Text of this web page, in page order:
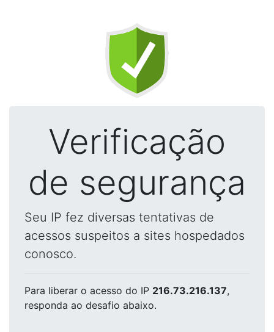
Verificação
de segurança
Seu IP fez diversas tentativas de
acessos suspeitos a sites hospedados
conosco.
Para liberar o acesso do IP 216.73.216.137,
responda ao desafio abaixo.